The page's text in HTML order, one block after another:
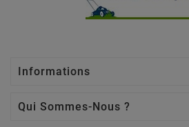
Informations
Qui Sommes-Nous ?